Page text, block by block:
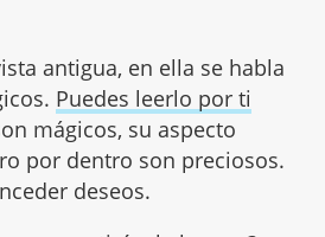
antigua, en ella se habla
Puedes leerlo por ti
mágicos, su aspecto
por dentro son preciosos.
deseos.